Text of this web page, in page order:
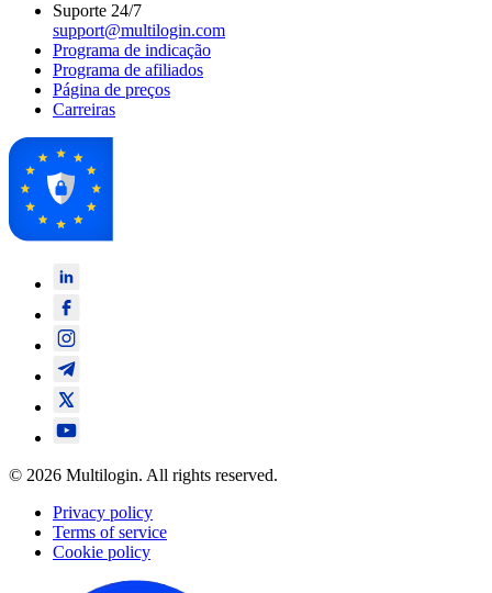
Suporte 24/7
support@multilogin.com
Programa de indicação
Programa de afiliados
Página de preços
Carreiras
© 2026 Multilogin. All rights reserved.
Privacy policy
Terms of service
Cookie policy